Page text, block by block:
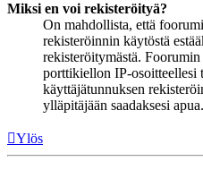
Miksi en voi rekisteröityä?
On mahdollista, että
rekisteröinnin käytöstä
rekisteröitymästä.
porttikiellon IP-osoitteellesi
käyttäjätunnuksen
ylläpitäjään saadaksesi apua.
Ylös